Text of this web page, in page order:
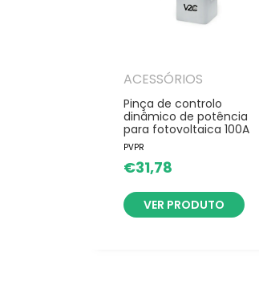
ACESSÓRIOS
Pinça de controlo
dinâmico de potência
para fotovoltaica 100A
PVPR
€31,78
VER PRODUTO